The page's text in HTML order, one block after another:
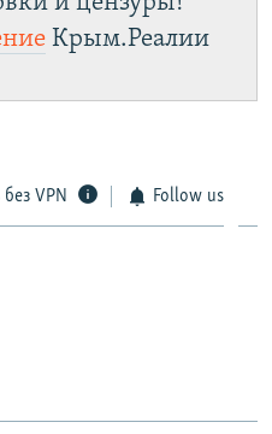
Крым.Реалии
VPN Follow us